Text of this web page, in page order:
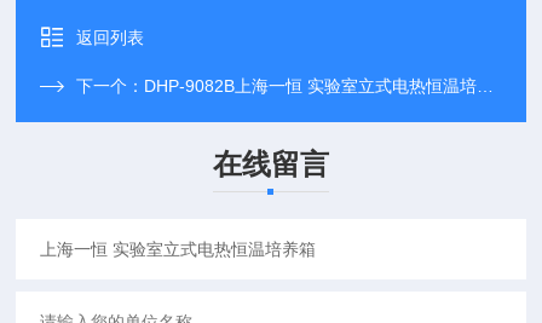
返回列表
下一个： DHP-9082B上海一恒 实验室立式电热恒温培养箱
在线留言